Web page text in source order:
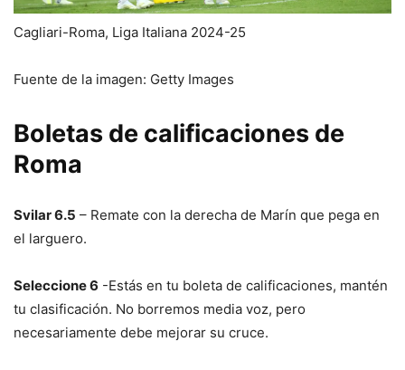
Cagliari-Roma, Liga Italiana 2024-25
Fuente de la imagen: Getty Images
Boletas de calificaciones de
Roma
Svilar 6.5 – Remate con la derecha de Marín que pega en
el larguero.
Seleccione 6 -Estás en tu boleta de calificaciones, mantén
tu clasificación. No borremos media voz, pero
necesariamente debe mejorar su cruce.